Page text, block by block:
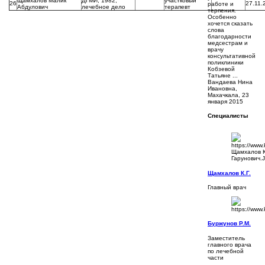
26
Абдулович
лечебное дело
терапевт
работе и
терпения.
Особенно
хочется сказать
слова
благодарности
медсестрам и
врачу
консультативной
поликлиники
Кобзевой
Татьяне ...
Вандаева Нина
Ивановна,
Махачкала, 23
января 2015
Специалисты
Щамхалов К.Г.
Главный врач
Буржунов Р.М.
Заместитель
главного врача
по лечебной
части